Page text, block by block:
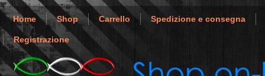
Home Shop Carrello Spedizione e consegna
Registrazione